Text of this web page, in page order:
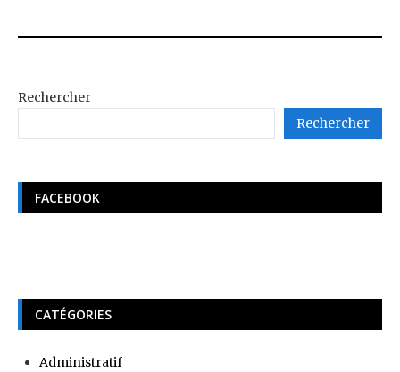
Rechercher
Rechercher
FACEBOOK
CATÉGORIES
Administratif